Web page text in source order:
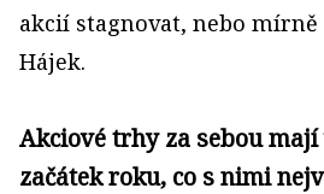
akcií stagnovat, nebo
Hájek.
Akciové trhy za sebou
začátek roku, co s nimi